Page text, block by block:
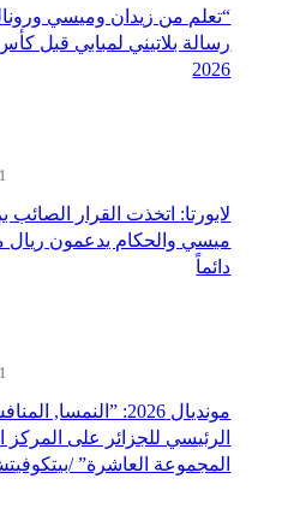
“تعلم من زيدان وميسي ورونالدو”..
رسالة بلاتيني لمبابي قبل كأس العالم
لابورتا: اتخذت القرار الصائب برحيل
ميسي والحكام يدعمون ريال مدريد
مونديال 2026: ”النمسا, المنافس
الرئيسي للجزائر على المركز الثاني
المجموعة العاشرة” /بيتكوفيتش/